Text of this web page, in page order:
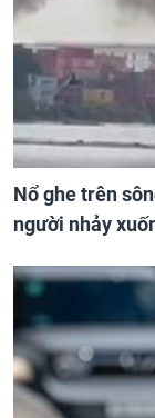
Nổ ghe trên
người nhảy